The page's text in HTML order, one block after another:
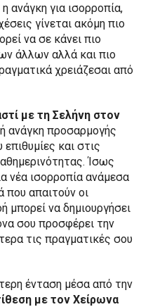
ανάγκη για ισορροπία,
γίνεται ακόμη πιο
να σε κάνει πιο
άλλων αλλά και πιο
χρειάζεσαι από
με τη Σελήνη στον
ανάγκη προσαρμογής
και στις
Ίσως
νέα ισορροπία ανάμεσα
που απαιτούν οι
μπορεί να δημιουργήσει
σου προσφέρει την
τις πραγματικές σου
ένταση μέσα από την
με τον Χείρωνα